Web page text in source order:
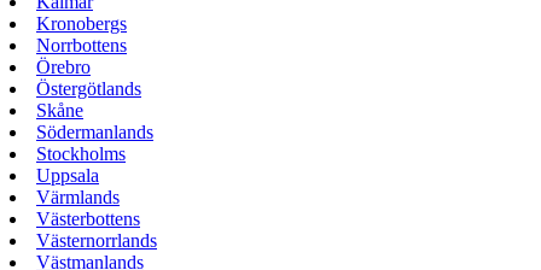
Kronobergs
Norrbottens
Örebro
Östergötlands
Skåne
Södermanlands
Stockholms
Uppsala
Värmlands
Västerbottens
Västernorrlands
Västmanlands